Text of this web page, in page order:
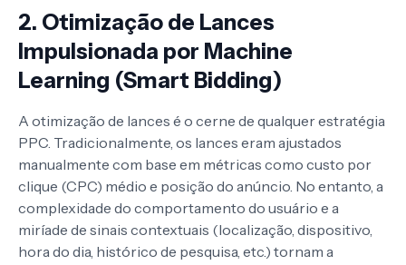
2. Otimização de Lances
Impulsionada por Machine
Learning (Smart Bidding)
A otimização de lances é o cerne de qualquer estratégia
PPC. Tradicionalmente, os lances eram ajustados
manualmente com base em métricas como custo por
clique (CPC) médio e posição do anúncio. No entanto, a
complexidade do comportamento do usuário e a
miríade de sinais contextuais (localização, dispositivo,
hora do dia, histórico de pesquisa, etc.) tornam a